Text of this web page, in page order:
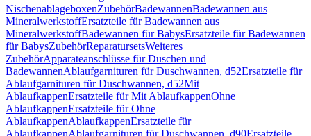
NischenablageboxenZubehörBadewannenBadewannen aus
MineralwerkstoffErsatzteile für Badewannen aus
MineralwerkstoffBadewannen für BabysErsatzteile für Badewannen
für BabysZubehörReparatursetsWeiteres
ZubehörApparateanschlüsse für Duschen und
BadewannenAblaufgarnituren für Duschwannen, d52Ersatzteile für
Ablaufgarnituren für Duschwannen, d52Mit
AblaufkappenErsatzteile für Mit AblaufkappenOhne
AblaufkappenErsatzteile für Ohne
AblaufkappenAblaufkappenErsatzteile für
AblaufkappenAblaufgarnituren für Duschwannen, d90Ersatzteile